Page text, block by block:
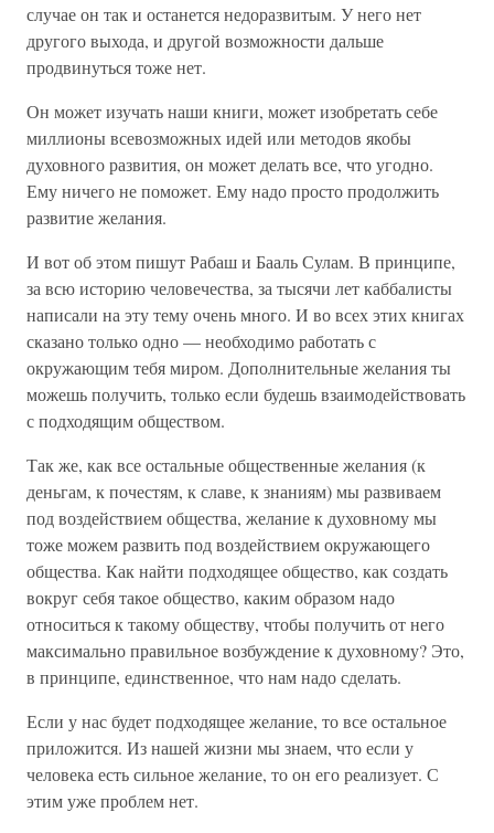
случае он так и останется недоразвитым. У него нет
другого выхода, и другой возможности дальше
продвинуться тоже нет.
Он может изучать наши книги, может изобретать себе
миллионы всевозможных идей или методов якобы
духовного развития, он может делать все, что угодно.
Ему ничего не поможет. Ему надо просто продолжить
развитие желания.
И вот об этом пишут Рабаш и Бааль Сулам. В принципе,
за всю историю человечества, за тысячи лет каббалисты
написали на эту тему очень много. И во всех этих книгах
сказано только одно — необходимо работать с
окружающим тебя миром. Дополнительные желания ты
можешь получить, только если будешь взаимодействовать
с подходящим обществом.
Так же, как все остальные общественные желания (к
деньгам, к почестям, к славе, к знаниям) мы развиваем
под воздействием общества, желание к духовному мы
тоже можем развить под воздействием окружающего
общества. Как найти подходящее общество, как создать
вокруг себя такое общество, каким образом надо
относиться к такому обществу, чтобы получить от него
максимально правильное возбуждение к духовному? Это,
в принципе, единственное, что нам надо сделать.
Если у нас будет подходящее желание, то все остальное
приложится. Из нашей жизни мы знаем, что если у
человека есть сильное желание, то он его реализует. С
этим уже проблем нет.